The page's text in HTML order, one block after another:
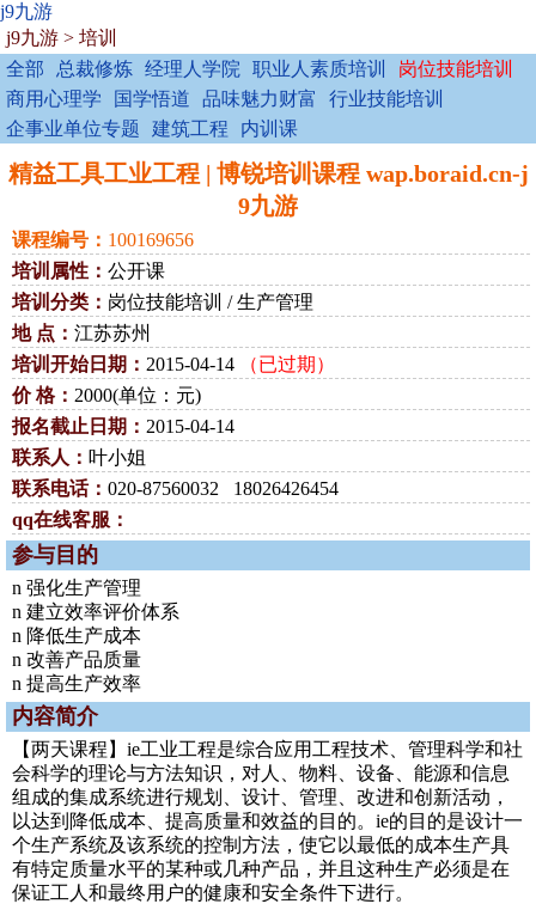
j9九游
j9九游 > 培训
全部
总裁修炼 经理人学院 职业人素质培训
岗位技能培训
商用心理学
国学悟道 品味魅力财富
行业技能培训
企事业单位专题
建筑工程 内训课
精益工具工业工程 | 博锐培训课程 wap.boraid.cn-j
9九游
课程编号： 100169656
培训属性： 公开课
培训分类： 岗位技能培训 / 生产管理
地 点： 江苏苏州
培训开始日期： 2015-04-14
（已过期）
价 格： 2000(单位：元)
报名截止日期： 2015-04-14
联系人： 叶小姐
联系电话： 020-87560032 18026426454
qq在线客服：
参与目的
n 强化生产管理
n 建立效率评价体系
n 降低生产成本
n 改善产品质量
n 提高生产效率
内容简介
【两天课程】ie工业工程是综合应用工程技术、管理科学和社
会科学的理论与方法知识，对人、物料、设备、能源和信息
组成的集成系统进行规划、设计、管理、改进和创新活动，
以达到降低成本、提高质量和效益的目的。ie的目的是设计一
个生产系统及该系统的控制方法，使它以最低的成本生产具
有特定质量水平的某种或几种产品，并且这种生产必须是在
保证工人和最终用户的健康和安全条件下进行。